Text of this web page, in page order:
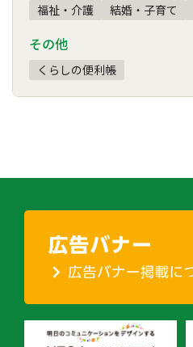
福祉・介護
結婚・子育て
その他
くらしの便利帳